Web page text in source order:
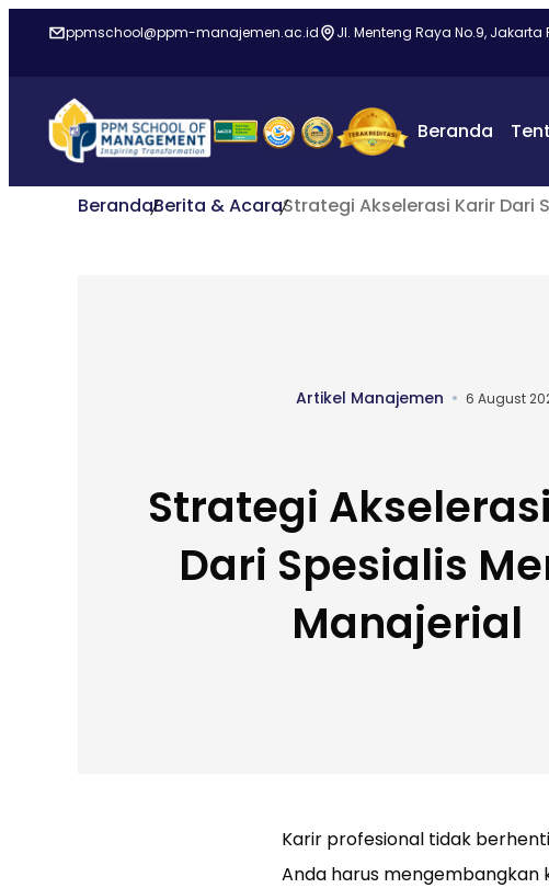
ppmschool@ppm-manajemen.ac.id Jl. Menteng Raya No.9, Jakarta
Beranda
BerandaBerita & AcaraStrategi Akselerasi Karir Dari
Artikel Manajemen 6 August
Strategi
Dari Spesialis
Manajerial
Karir profesional tidak
Anda harus mengembangkan